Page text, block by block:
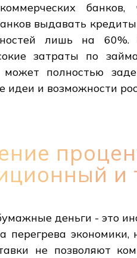
выдавать
лишь на 60%.
затраты по
полностью
идеи и возможности
и
деньги - это
перегрева
не позволяют